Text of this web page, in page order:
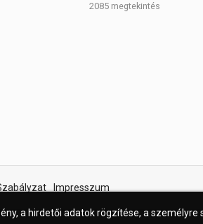
2085 megtekintés
Impresszum
a hirdetői adatok rögzítése, a